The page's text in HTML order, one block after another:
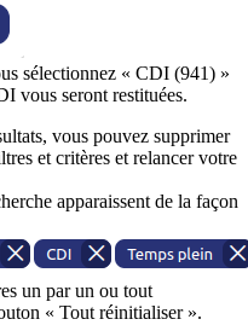
sélectionnez « CDI (941) »
vous seront restituées.
vous pouvez supprimer
et critères et relancer votre
apparaissent de la façon
un par un ou tout
« Tout réinitialiser ».